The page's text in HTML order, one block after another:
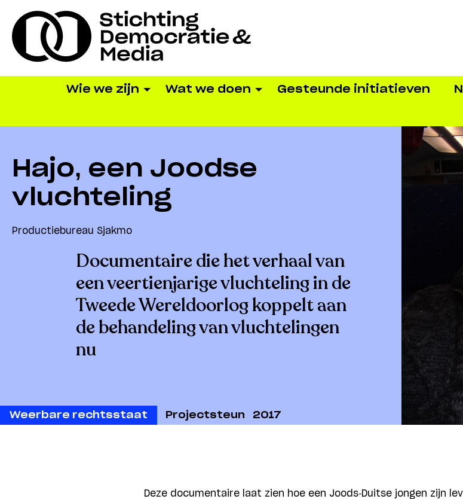
Wie we zijn Wat we doen Gesteunde initiatieven
Hajo, een Joodse
vluchteling
Productiebureau Sjakmo
Documentaire die het verhaal van
een veertienjarige vluchteling in de
Tweede Wereldoorlog koppelt aan
de behandeling van vluchtelingen
nu
Weerbare rechtsstaat Projectsteun 2017
Deze documentaire laat zie­n hoe een Joods-Duitse jongen zijn